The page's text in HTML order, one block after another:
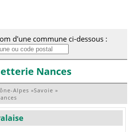
d'une commune ci-dessous :
Nances
Alpes »Savoie »